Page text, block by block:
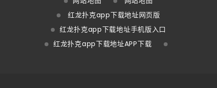
红龙扑克app下载地址网页版
红龙扑克app下载地址手机版入口
红龙扑克app下载地址APP下载